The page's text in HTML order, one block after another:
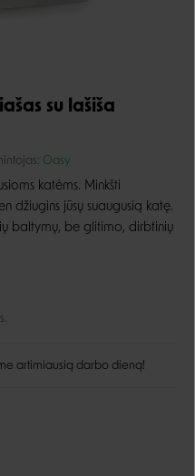
su lašiša
Oasy
katėms. Minkšti
džiugins jūsų suaugusią katę.
baltymų, be glitimo, dirbtinių
artimiausią darbo dieną!